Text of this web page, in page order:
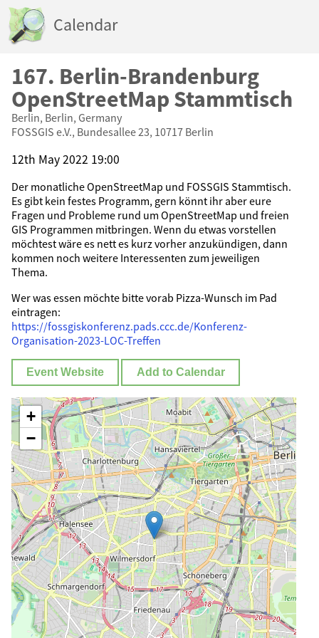
Calendar
167. Berlin-Brandenburg
OpenStreetMap Stammtisch
Berlin, Berlin, Germany
FOSSGIS e.V., Bundesallee 23, 10717 Berlin
12th May 2022 19:00
Der monatliche OpenStreetMap und FOSSGIS Stammtisch.
Es gibt kein festes Programm, gern könnt ihr aber eure
Fragen und Probleme rund um OpenStreetMap und freien
GIS Programmen mitbringen. Wenn du etwas vorstellen
möchtest wäre es nett es kurz vorher anzukündigen, dann
kommen noch weitere Interessenten zum jeweiligen
Thema.
Wer was essen möchte bitte vorab Pizza-Wunsch im Pad
eintragen:
https://fossgiskonferenz.pads.ccc.de/Konferenz-
Organisation-2023-LOC-Treffen
Event Website Add to Calendar
+
−